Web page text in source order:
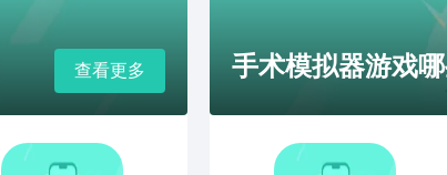
查看更多 手术模拟器游戏